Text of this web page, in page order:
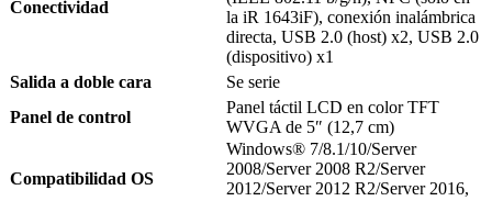
Conectividad
la iR 1643iF), conexión inalámbrica
directa, USB 2.0 (host) x2, USB 2.0
(dispositivo) x1
Salida a doble cara
Se serie
Panel de control
Panel táctil LCD en color TFT
WVGA de 5″ (12,7 cm)
Compatibilidad OS
Windows® 7/8.1/10/Server
2008/Server 2008 R2/Server
2012/Server 2012 R2/Server 2016,